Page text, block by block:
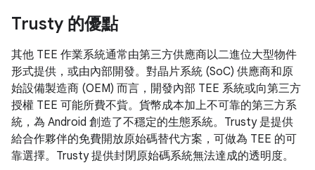
Trusty 的優點
其他 TEE 作業系統通常由第三方供應商以二進位大型物件
形式提供，或由內部開發。對晶片系統 (SoC) 供應商和原
始設備製造商 (OEM) 而言，開發內部 TEE 系統或向第三方
授權 TEE 可能所費不貲。貨幣成本加上不可靠的第三方系
統，為 Android 創造了不穩定的生態系統。Trusty 是提供
給合作夥伴的免費開放原始碼替代方案，可做為 TEE 的可
靠選擇。Trusty 提供封閉原始碼系統無法達成的透明度。